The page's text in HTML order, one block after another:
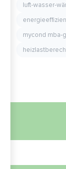
luft-wasser-
mycond mba-g